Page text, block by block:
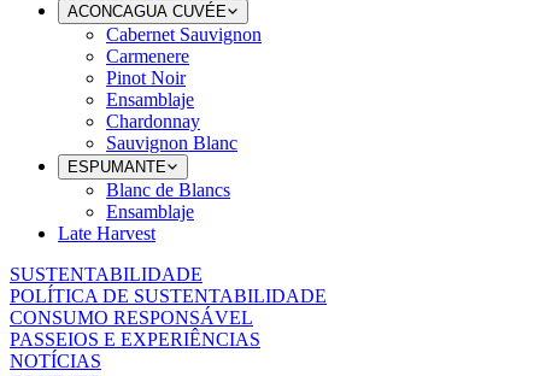
ACONCAGUA CUVÉE
Cabernet Sauvignon
Carmenere
Pinot Noir
Ensamblaje
Chardonnay
Sauvignon Blanc
ESPUMANTE
Blanc de Blancs
Ensamblaje
Late Harvest
SUSTENTABILIDADE
POLÍTICA DE SUSTENTABILIDADE
CONSUMO RESPONSÁVEL
PASSEIOS E EXPERIÊNCIAS
NOTÍCIAS